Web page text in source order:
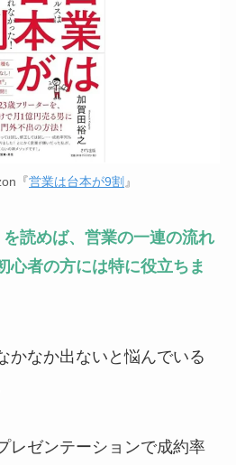
『営業は台本が9割 』
を読めば、営業の一連の流れ
心者の方には特に役立ちま
かなか出ないと悩んでいる
レゼンテーションで成約率